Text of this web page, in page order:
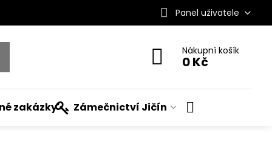
Panel uživatele
Nákupní košík
0 Kč
zakázky Zámečnictví Jičín